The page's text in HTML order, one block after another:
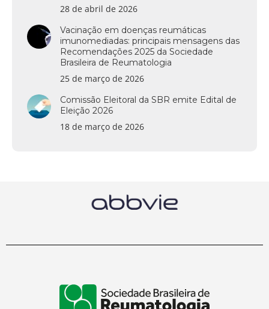
28 de abril de 2026
Vacinação em doenças reumáticas
imunomediadas: principais mensagens das
Recomendações 2025 da Sociedade
Brasileira de Reumatologia
25 de março de 2026
Comissão Eleitoral da SBR emite Edital de
Eleição 2026
18 de março de 2026